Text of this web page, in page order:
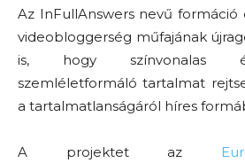
Az InFullAnswers nevű
videobloggerség műfajának
is, hogy színvonalas
szemléletformáló tartalmat
a tartalmatlanságáról híres
A projektet az